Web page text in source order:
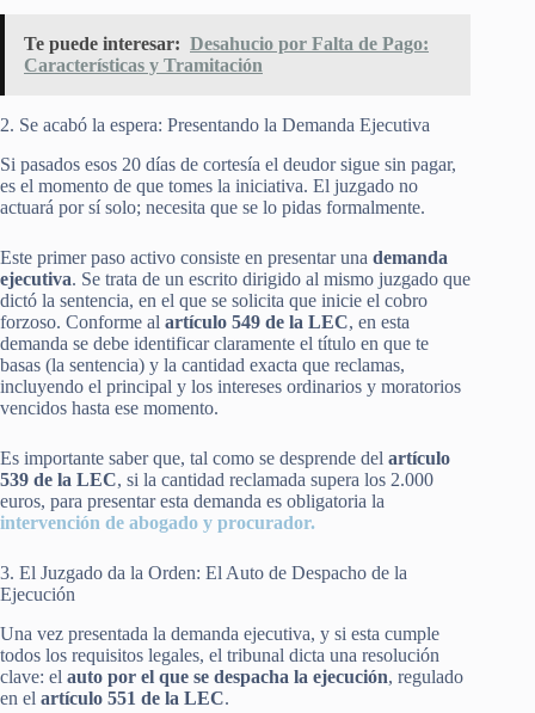
Te puede interesar: Desahucio por Falta de Pago:
Características y Tramitación
2. Se acabó la espera: Presentando la Demanda Ejecutiva
Si pasados esos 20 días de cortesía el deudor sigue sin pagar,
es el momento de que tomes la iniciativa. El juzgado no
actuará por sí solo; necesita que se lo pidas formalmente.
Este primer paso activo consiste en presentar una demanda
ejecutiva. Se trata de un escrito dirigido al mismo juzgado que
dictó la sentencia, en el que se solicita que inicie el cobro
forzoso. Conforme al artículo 549 de la LEC, en esta
demanda se debe identificar claramente el título en que te
basas (la sentencia) y la cantidad exacta que reclamas,
incluyendo el principal y los intereses ordinarios y moratorios
vencidos hasta ese momento.
Es importante saber que, tal como se desprende del artículo
539 de la LEC, si la cantidad reclamada supera los 2.000
euros, para presentar esta demanda es obligatoria la
intervención de abogado y procurador.
3. El Juzgado da la Orden: El Auto de Despacho de la
Ejecución
Una vez presentada la demanda ejecutiva, y si esta cumple
todos los requisitos legales, el tribunal dicta una resolución
clave: el auto por el que se despacha la ejecución, regulado
en el artículo 551 de la LEC.